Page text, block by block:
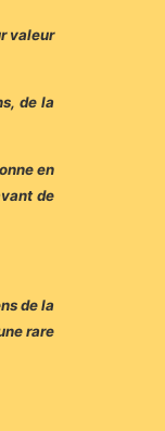
valeur
de la
en
de
de la
rare